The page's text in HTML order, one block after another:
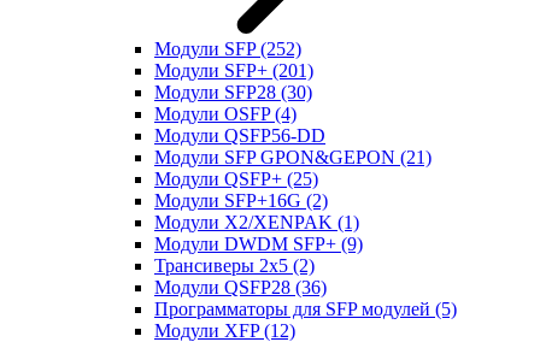
Модули SFP(252)
Модули SFP+ (201)
Модули SFP28 (30)
Модули OSFP(4)
Модули QSFP56-DD
Модули SFP GPON&GEPON (21)
Модули QSFP+ (25)
Модули SFP+16G (2)
Модули X2/XENPAK (1)
Модули DWDM SFP+ (9)
Трансиверы 2x5 (2)
Модули QSFP28 (36)
Программаторы для SFP модулей (5)
Модули XFP(12)